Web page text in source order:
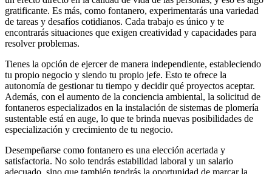
gratificante. Es más, como fontanero, experimentarás una variedad
de tareas y desafíos cotidianos. Cada trabajo es único y te
encontrarás situaciones que exigen creatividad y capacidades para
resolver problemas.
Tienes la opción de ejercer de manera independiente, estableciendo
tu propio negocio y siendo tu propio jefe. Esto te ofrece la
autonomía de gestionar tu tiempo y decidir qué proyectos aceptar.
Además, con el aumento de la conciencia ambiental, la solicitud de
fontaneros especializados en la instalación de sistemas de plomería
sustentable está en auge, lo que te brinda nuevas posibilidades de
especialización y crecimiento de tu negocio.
Desempeñarse como fontanero es una elección acertada y
satisfactoria. No solo tendrás estabilidad laboral y un salario
adecuado, sino que también tendrás la oportunidad de marcar la